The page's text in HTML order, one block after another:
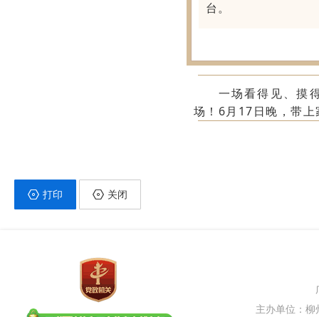
台。
一场看得见、摸
场！6月17日晚，带上
打印 关闭
主办单位：